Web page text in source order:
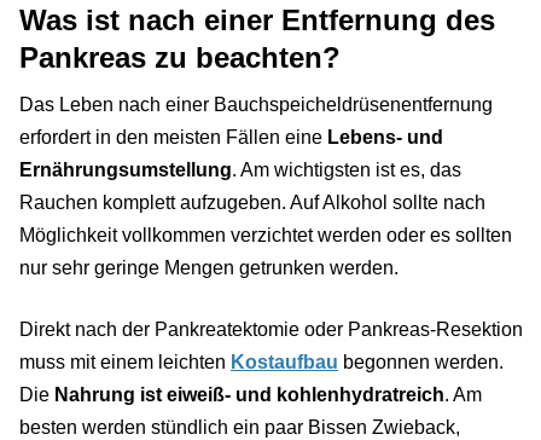
Was ist nach einer Entfernung des
Pankreas zu beachten?
Das Leben nach einer Bauchspeicheldrüsenentfernung
erfordert in den meisten Fällen eine Lebens- und
Ernährungsumstellung. Am wichtigsten ist es, das
Rauchen komplett aufzugeben. Auf Alkohol sollte nach
Möglichkeit vollkommen verzichtet werden oder es sollten
nur sehr geringe Mengen getrunken werden.
Direkt nach der Pankreatektomie oder Pankreas-Resektion
muss mit einem leichten Kostaufbau begonnen werden.
Die Nahrung ist eiweiß- und kohlenhydratreich. Am
besten werden stündlich ein paar Bissen Zwieback,